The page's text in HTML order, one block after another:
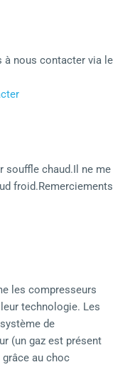
à nous contacter via le
souffle chaud.Il ne me
froid.Remerciements
les compresseurs
technologie. Les
de
(un gaz est présent
grâce au choc